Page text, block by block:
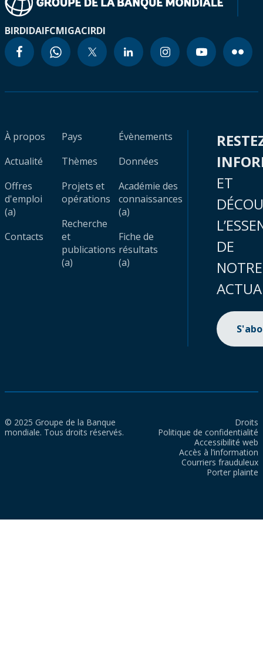
BIRDIDAIFCMIGACIRDI
À propos
Actualité
Offres
d'emploi
(a)
Contacts
Pays
Thèmes
Projets et
opérations
Recherche
et
publications
(a)
Évènements
Données
Académie des
connaissances
(a)
Fiche de
résultats
(a)
ET
DE
NOTRE
© 2025 Groupe de la Banque
mondiale. Tous droits réservés.
Droits
Politique de confidentialité
Accessibilité web
Accès à l’information
Courriers frauduleux
Porter plainte